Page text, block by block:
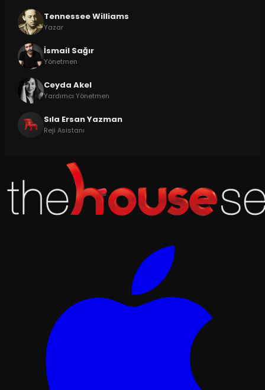
Tennessee Williams
Yazar
İsmail Sağır
Yönetmen
Ceyda Akel
Yardımcı Yönetmen
Sıla Ersan Yazman
Reji Asistanı